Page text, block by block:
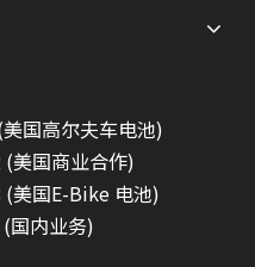
国高尔夫车电池)
商业合作)
E-Bike 电池)
内业务)